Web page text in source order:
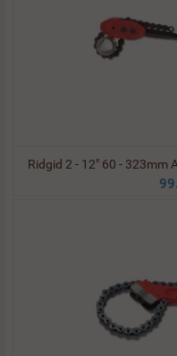
Ridgid 2 - 12" 60 - 323mm